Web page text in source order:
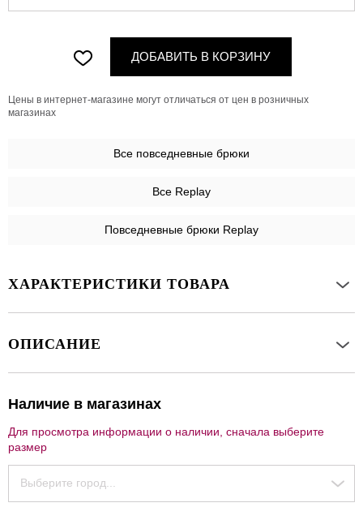
ДОБАВИТЬ В КОРЗИНУ
Цены в интернет-магазине могут отличаться от цен в розничных
магазинах
Все повседневные брюки
Все Replay
Повседневные брюки Replay
ХАРАКТЕРИСТИКИ ТОВАРА
ОПИСАНИЕ
Наличие в магазинах
Для просмотра информации о наличии, сначала выберите
размер
Выберите город...